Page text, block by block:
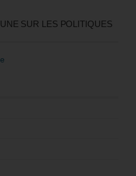
SUR LES POLITIQUES